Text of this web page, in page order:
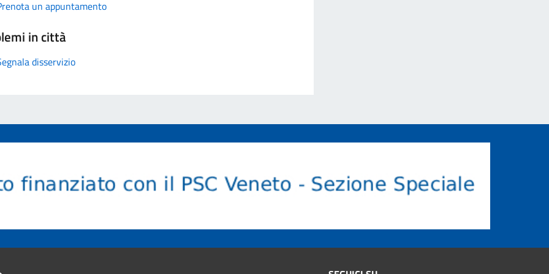
un appuntamento
in città
disservizio